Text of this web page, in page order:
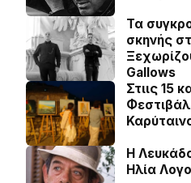
Τα
σκηνής
Gallows
Στιις 15
Η
Ηλία